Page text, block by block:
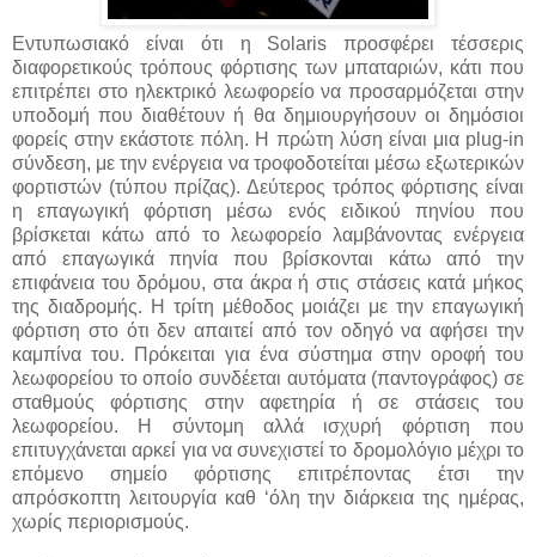
Εντυπωσιακό είναι ότι η Solaris προσφέρει τέσσερις
διαφορετικούς τρόπους φόρτισης των μπαταριών, κάτι που
επιτρέπει στο ηλεκτρικό λεωφορείο να προσαρμόζεται στην
υποδομή που διαθέτουν ή θα δημιουργήσουν οι δημόσιοι
φορείς στην εκάστοτε πόλη. Η πρώτη λύση είναι μια plug-in
σύνδεση, με την ενέργεια να τροφοδοτείται μέσω εξωτερικών
φορτιστών (τύπου πρίζας). Δεύτερος τρόπος φόρτισης είναι
η επαγωγική φόρτιση μέσω ενός ειδικού πηνίου που
βρίσκεται κάτω από το λεωφορείο λαμβάνοντας ενέργεια
από επαγωγικά πηνία που βρίσκονται κάτω από την
επιφάνεια του δρόμου, στα άκρα ή στις στάσεις κατά μήκος
της διαδρομής. Η τρίτη μέθοδος μοιάζει με την επαγωγική
φόρτιση στο ότι δεν απαιτεί από τον οδηγό να αφήσει την
καμπίνα του. Πρόκειται για ένα σύστημα στην οροφή του
λεωφορείου το οποίο συνδέεται αυτόματα (παντογράφος) σε
σταθμούς φόρτισης στην αφετηρία ή σε στάσεις του
λεωφορείου. Η σύντομη αλλά ισχυρή φόρτιση που
επιτυγχάνεται αρκεί για να συνεχιστεί το δρομολόγιο μέχρι το
επόμενο σημείο φόρτισης επιτρέποντας έτσι την
απρόσκοπτη λειτουργία καθ ‘όλη την διάρκεια της ημέρας,
χωρίς περιορισμούς.